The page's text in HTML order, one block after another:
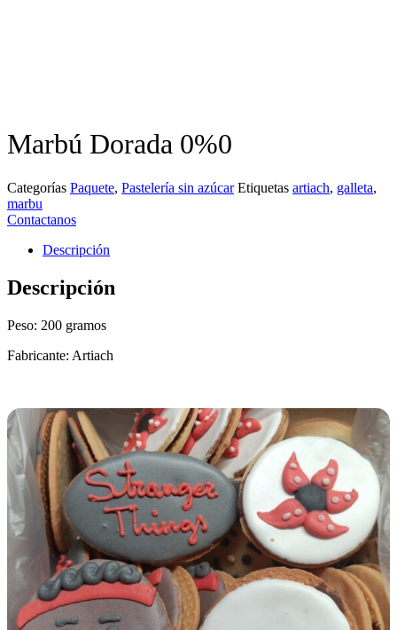
Marbú Dorada 0%0
Categorías Paquete, Pastelería sin azúcar Etiquetas artiach, galleta,
marbu
Contactanos
Descripción
Descripción
Peso: 200 gramos
Fabricante: Artiach